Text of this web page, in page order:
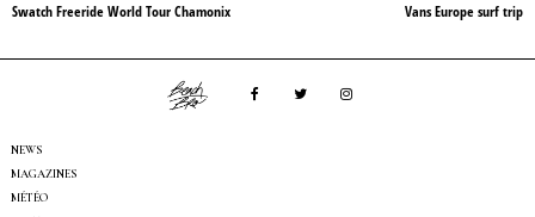
Vans Europe surf trip
Swatch Freeride World Tour Chamonix
NEWS
MAGAZINES
MÉTÉO